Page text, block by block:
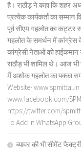
है। राठौड़ ने कहा कि शहर
प्रत्येक कार्यकर्ता का सम्मान
पूर्व सीएम गहलोत का कट्टर
गहलोत के समर्थन में कांग्रेस
कांग्रेसी नेताओं को हाईकमान
राठौड़ भी शामिल थे। आज
मैं अशोक गहलोत का पक्का
Website-
www.facebook.com/
https://twitter.com/
To Add in WhatsApp
ब्यावर की भी सीमेंट